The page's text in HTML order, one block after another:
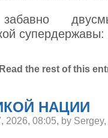
Read the rest of this
НАЦИИ
2026, 08:05, by